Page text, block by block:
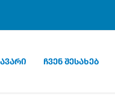
ჩვენ შესახებ